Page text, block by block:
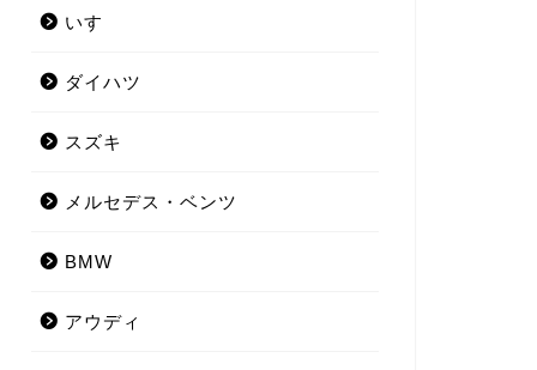
いすゞ
ダイハツ
スズキ
メルセデス・ベンツ
BMW
アウディ